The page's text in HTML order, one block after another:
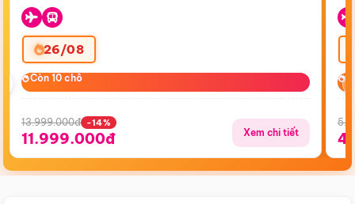
26/08
Còn 10 chỗ
Còn 10 chỗ
13.999.000đ -14%
11.999.000đ Xem chi tiết